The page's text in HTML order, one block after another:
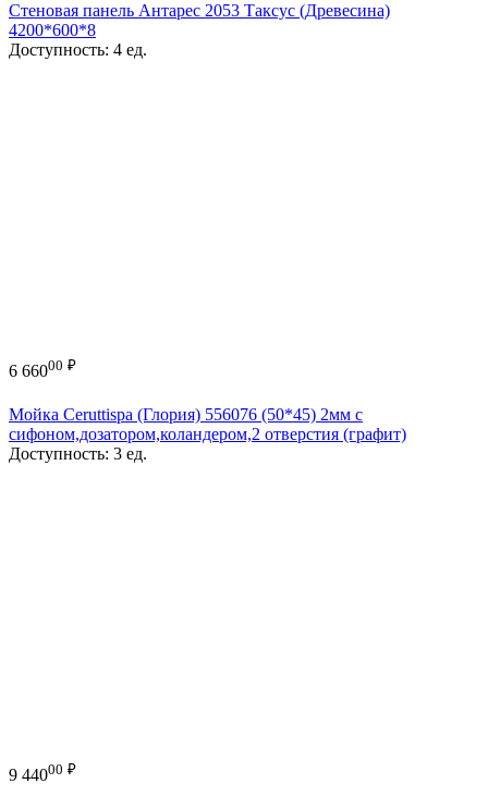
Стеновая панель Антарес 2053 Таксус (Древесина)
4200*600*8
Доступность: 4 ед.
6 66000 ₽
Мойка Ceruttispa (Глория) 556076 (50*45) 2мм с
сифоном,дозатором,коландером,2 отверстия (графит)
Доступность: 3 ед.
9 44000 ₽